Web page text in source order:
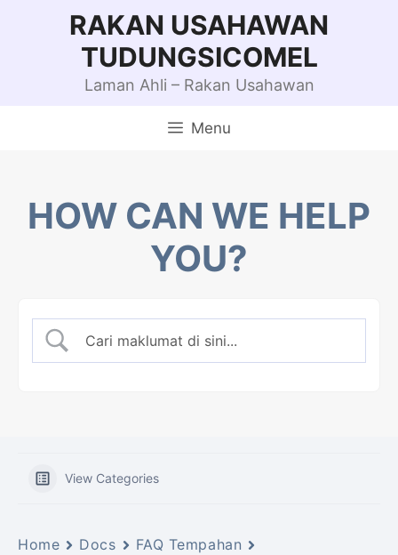
RAKAN USAHAWAN
TUDUNGSICOMEL
Laman Ahli – Rakan Usahawan
Menu
HOW CAN WE HELP
YOU?
View Categories
Home Docs
FAQ Tempahan